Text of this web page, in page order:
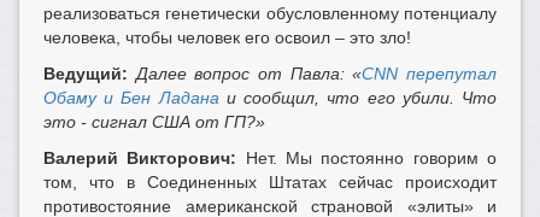
реализоваться генетически обусловленному потенциалу
человека, чтобы человек его освоил – это зло!
Ведущий: Далее вопрос от Павла: «CNN перепутал
Обаму и Бен Ладана и сообщил, что его убили. Что
это - сигнал США от ГП?»
Валерий Викторович: Нет. Мы постоянно говорим о
том, что в Соединенных Штатах сейчас происходит
противостояние американской страновой «элиты» и